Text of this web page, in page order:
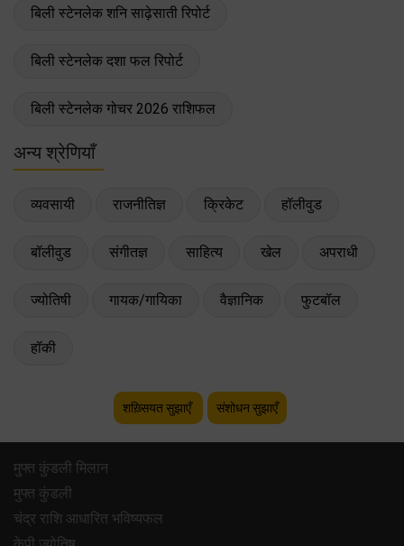
बिली स्टेनलेक शनि साढ़ेसाती रिपोर्ट
बिली स्टेनलेक दशा फल रिपोर्ट
बिली स्टेनलेक गोचर 2026 राशिफल
अन्य श्रेणियाँ
व्यवसायी राजनीतिज्ञ क्रिकेट हॉलीवुड
बॉलीवुड संगीतज्ञ साहित्य खेल अपराधी
ज्योतिषी गायक/गायिका वैज्ञानिक फुटबॉल
हॉकी
शख़्सियत सुझाएँ संशोधन सुझाएँ
मुफ्त कुंडली मिलान
मुफ्त कुंडली
चंद्र राशि आधारित भविष्यफल